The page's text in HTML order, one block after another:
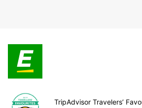
TripAdvisor Travelers’